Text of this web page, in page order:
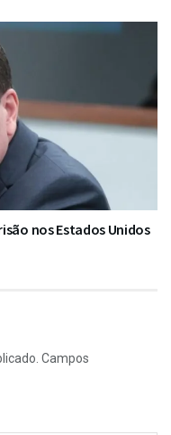
nos Estados Unidos
Campos